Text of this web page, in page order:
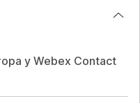
у Webex Contact